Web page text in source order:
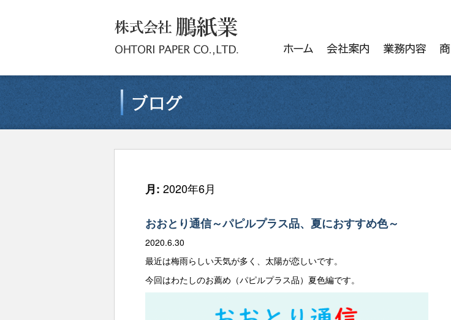
月: 2020年6月
おおとり通信～パピルプラス品、夏におすすめ色～
2020.6.30
最近は梅雨らしい天気が多く、太陽が恋しいです。
今回はわたしのお薦め（パピルプラス品）夏色編です。